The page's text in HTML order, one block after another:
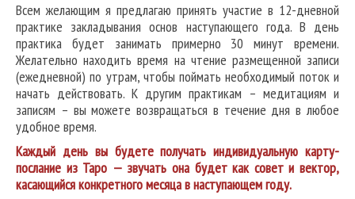
Всем желающим я предлагаю принять участие в 12-дневной
практике закладывания основ наступающего года. В день
практика будет занимать примерно 30 минут времени.
Желательно находить время на чтение размещенной записи
(ежедневной) по утрам, чтобы поймать необходимый поток и
начать действовать. К другим практикам – медитациям и
записям – вы можете возвращаться в течение дня в любое
удобное время.
Каждый день вы будете получать индивидуальную карту-
послание из Таро — звучать она будет как совет и вектор,
касающийся конкретного месяца в наступающем году.